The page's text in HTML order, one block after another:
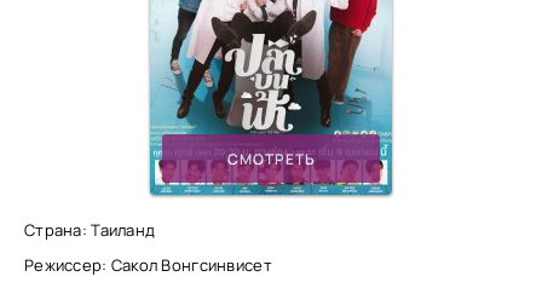
СМОТРЕТЬ
Страна: Таиланд
Режиссер: Сакол Вонгсинвисет